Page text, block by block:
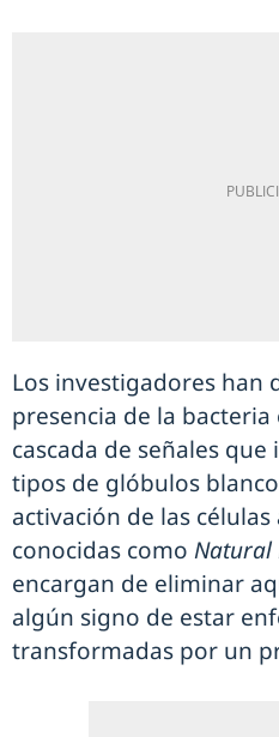
Los investigadores han
presencia de la
cascada de señales
tipos de glóbulos
activación de las
conocidas como Natural
encargan de eliminar
algún signo de estar
transformadas por un